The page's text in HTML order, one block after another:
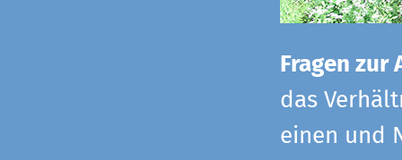
Fragen
das
einen und